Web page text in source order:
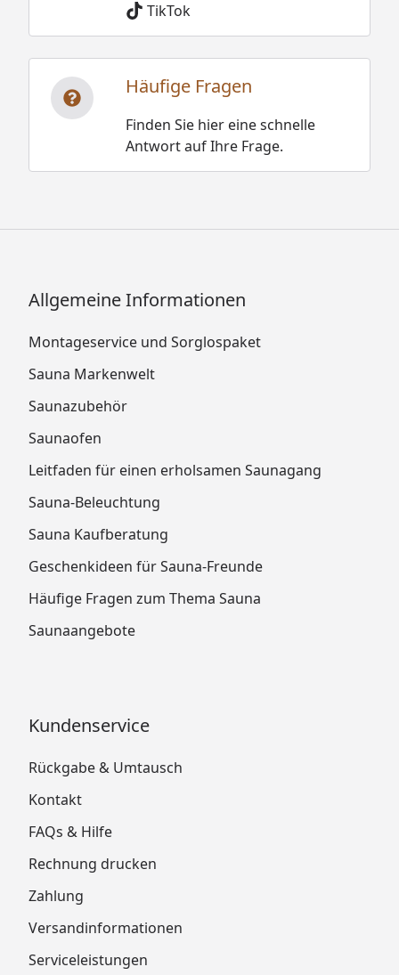
TikTok
Häufige Fragen
Finden Sie hier eine schnelle
Antwort auf Ihre Frage.
Allgemeine Informationen
Montageservice und Sorglospaket
Sauna Markenwelt
Saunazubehör
Saunaofen
Leitfaden für einen erholsamen Saunagang
Sauna-Beleuchtung
Sauna Kaufberatung
Geschenkideen für Sauna-Freunde
Häufige Fragen zum Thema Sauna
Saunaangebote
Kundenservice
Rückgabe & Umtausch
Kontakt
FAQs & Hilfe
Rechnung drucken
Zahlung
Versandinformationen
Serviceleistungen